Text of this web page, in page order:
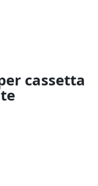
cassetta